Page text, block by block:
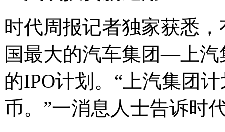
时代周报记者独家获悉
国最大的汽车集团—上
的IPO计划。“上汽集团
币。”一消息人士告诉时